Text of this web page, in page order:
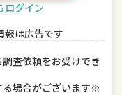
おもちゃ
バイク用品
ログイン
は広告です
査依頼をお受けでき
場合がございます※